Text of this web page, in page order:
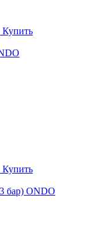
Купить
Купить
бар) ONDO